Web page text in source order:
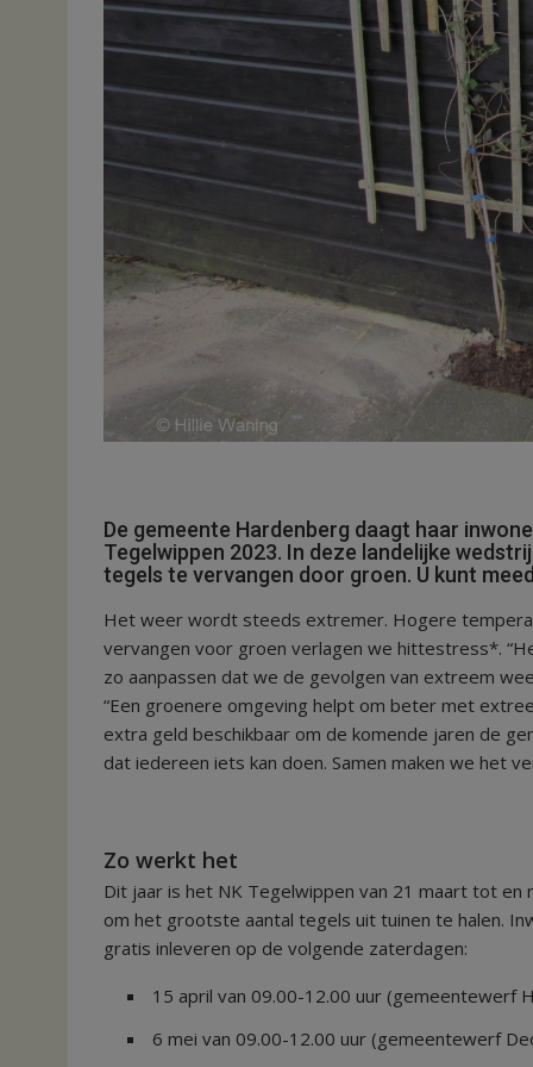
De gemeente Hardenberg daagt haar
Tegelwippen 2023. In deze landelijke
tegels te vervangen door groen. U kunt
Het weer wordt steeds extremer. Hogere
vervangen voor groen verlagen we hittestress*.
zo aanpassen dat we de gevolgen van extreem
“Een groenere omgeving helpt om beter met
extra geld beschikbaar om de komende jaren de
dat iedereen iets kan doen. Samen maken we het
Zo werkt het
Dit jaar is het NK Tegelwippen van 21 maart tot
om het grootste aantal tegels uit tuinen te halen.
gratis inleveren op de volgende zaterdagen:
15 april van 09.00-12.00 uur (gemeentewerf
6 mei van 09.00-12.00 uur (gemeentewerf